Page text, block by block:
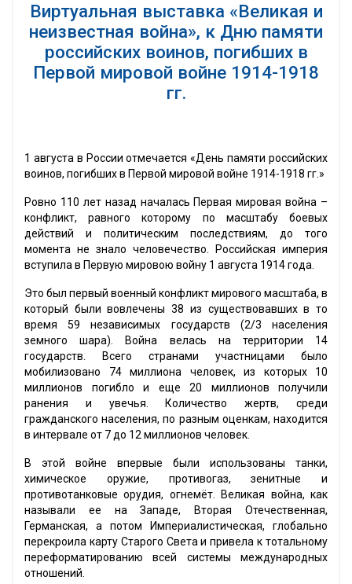
Виртуальная выставка «Великая и
неизвестная война», к Дню памяти
российских воинов, погибших в
Первой мировой войне 1914-1918
гг.
1 августа в России отмечается «День памяти российских
воинов, погибших в Первой мировой войне 1914-1918 гг.»
Ровно 110 лет назад началась Первая мировая война –
конфликт, равного которому по масштабу боевых
действий и политическим последствиям, до того
момента не знало человечество. Российская империя
вступила в Первую мировою войну 1 августа 1914 года.
Это был первый военный конфликт мирового масштаба, в
который были вовлечены 38 из существовавших в то
время 59 независимых государств (2/3 населения
земного шара). Война велась на территории 14
государств. Всего странами участницами было
мобилизовано 74 миллиона человек, из которых 10
миллионов погибло и еще 20 миллионов получили
ранения и увечья. Количество жертв, среди
гражданского населения, по разным оценкам, находится
в интервале от 7 до 12 миллионов человек.
В этой войне впервые были использованы танки,
химическое оружие, противогаз, зенитные и
противотанковые орудия, огнемёт. Великая война, как
называли ее на Западе, Вторая Отечественная,
Германская, а потом Империалистическая, глобально
перекроила карту Старого Света и привела к тотальному
переформатированию всей системы международных
отношений.